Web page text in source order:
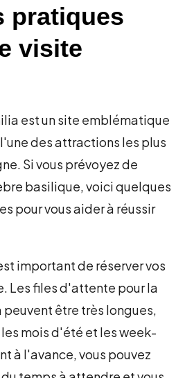
pratiques
visite
est un site emblématique
des attractions les plus
Si vous prévoyez de
basilique, voici quelques
pour vous aider à réussir
important de réserver vos
Les files d'attente pour la
être très longues,
mois d'été et les week-
à l'avance, vous pouvez